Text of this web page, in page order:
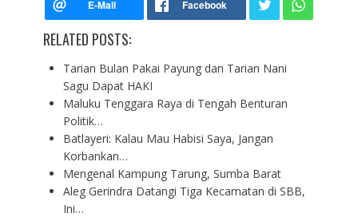
RELATED POSTS:
Tarian Bulan Pakai Payung dan Tarian Nani
Sagu Dapat HAKI
Maluku Tenggara Raya di Tengah Benturan
Politik…
Batlayeri: Kalau Mau Habisi Saya, Jangan
Korbankan…
Mengenal Kampung Tarung, Sumba Barat
Aleg Gerindra Datangi Tiga Kecamatan di SBB,
Ini…